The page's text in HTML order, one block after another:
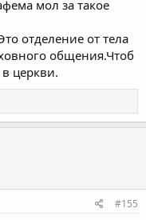
мол за такое
отделение от тела
общения.Чтоб
в церкви.
#155